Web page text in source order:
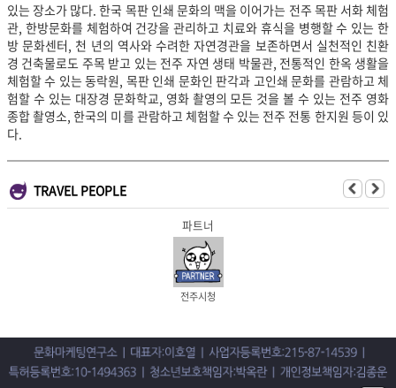
있는 장소가 많다. 한국 목판 인쇄 문화의 맥을 이어가는 전주 목판 서화 체험
관, 한방문화를 체험하여 건강을 관리하고 치료와 휴식을 병행할 수 있는 한
방 문화센터, 천 년의 역사와 수려한 자연경관을 보존하면서 실천적인 친환
경 건축물로도 주목 받고 있는 전주 자연 생태 박물관, 전통적인 한옥 생활을
체험할 수 있는 동락원, 목판 인쇄 문화인 판각과 고인쇄 문화를 관람하고 체
험할 수 있는 대장경 문화학교, 영화 촬영의 모든 것을 볼 수 있는 전주 영화
종합 촬영소, 한국의 미를 관람하고 체험할 수 있는 전주 전통 한지원 등이 있
다.
TRAVEL PEOPLE
파트너
전주시청